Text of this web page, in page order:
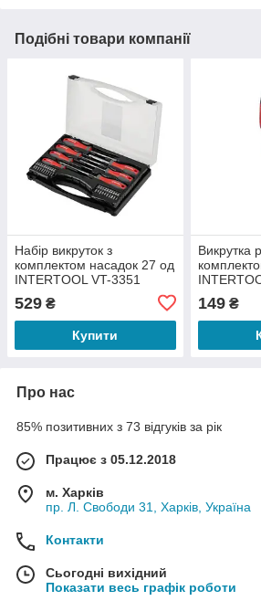
Подібні товари компанії
Набір викруток з
комплектом насадок 27 од
INTERTOOL VT-3351
529 ₴
Купити
Викрутка
149₴
Про нас
85% позитивних з 73 відгуків за рік
Працює з 05.12.2018
м. Харків
пр. Л. Свободи 31, Харків, Україна
Контакти
Сьогодні вихідний
Показати весь графік роботи